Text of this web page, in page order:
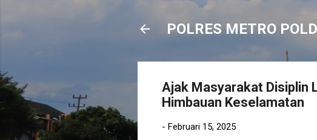
POLRES METRO
Ajak Masyarakat Disiplin
Himbauan Keselamatan
- Februari 15, 2025